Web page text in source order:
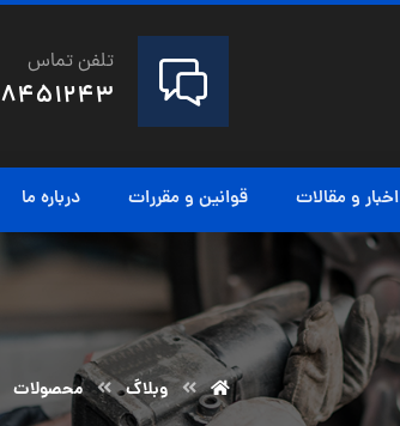
تلفن تماس
اخبار و مقالات قوانین و مقررات درباره ما
وبلاگ محصولات